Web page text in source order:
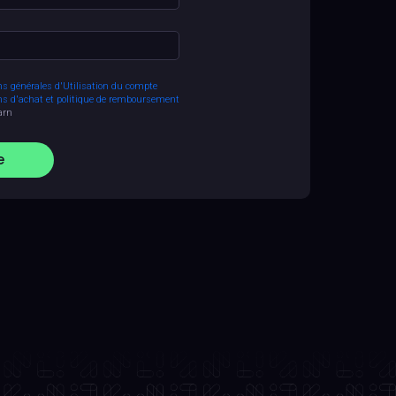
générales d'Utilisation du compte
d'achat et politique de remboursement